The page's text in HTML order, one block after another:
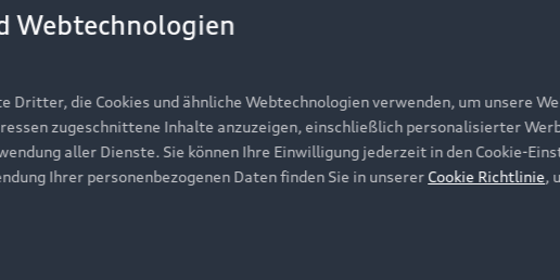
Webtechnologien
Dritter, die Cookies und ähnliche Webtechnologien verwenden, um unsere
zugeschnittene Inhalte anzuzeigen, einschließlich personalisierter
aller Dienste. Sie können Ihre Einwilligung jederzeit in den Cookie-
Ihrer personenbezogenen Daten finden Sie in unserer Cookie Richtlinie,